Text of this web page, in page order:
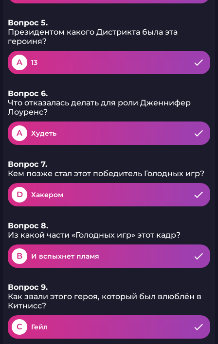
Вопрос 5.
Президентом какого Дистрикта была эта
героиня?
A 13
Вопрос 6.
Что отказалась делать для роли Дженнифер
Лоуренс?
A Худеть
Вопрос 7.
Кем позже стал этот победитель Голодных игр?
D Хакером
Вопрос 8.
Из какой части «Голодных игр» этот кадр?
B И вспыхнет пламя
Вопрос 9.
Как звали этого героя, который был влюблён в
Китнисс?
C Гейл